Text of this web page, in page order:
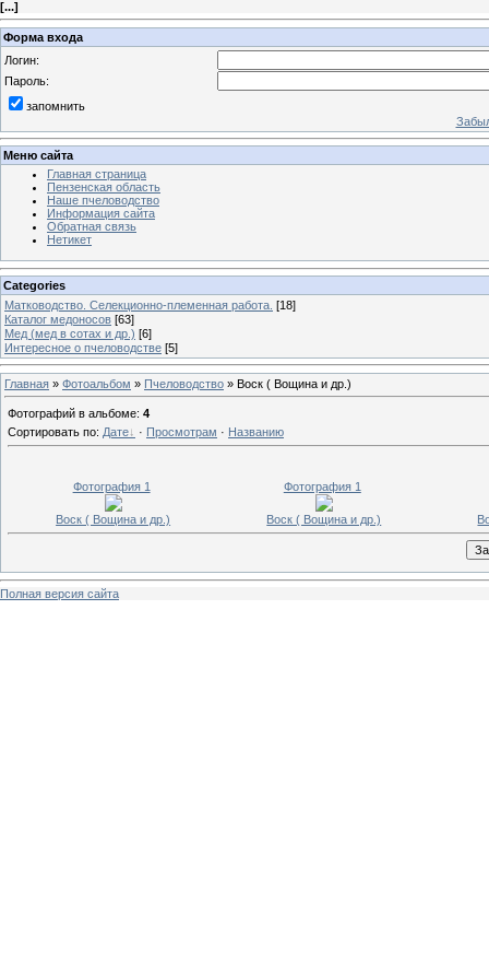
[...]
Форма входа
Логин:
Пароль:
запомнить
Меню сайта
Главная страница
Пензенская область
Наше пчеловодство
Информация сайта
Обратная связь
Нетикет
Categories
Матководство. Селекционно-племенная работа. [18]
Каталог медоносов [63]
Мед (мед в сотах и др.) [6]
Интересное о пчеловодстве [5]
Главная » Фотоальбом » Пчеловодство » Воск ( Вощина и др.)
Фотографий в альбоме: 4
Сортировать по: Дате · Просмотрам · Названию
Фотография 1
Воск ( Вощина и др.)
Фотография 1
Воск ( Вощина и др.)
Полная версия сайта